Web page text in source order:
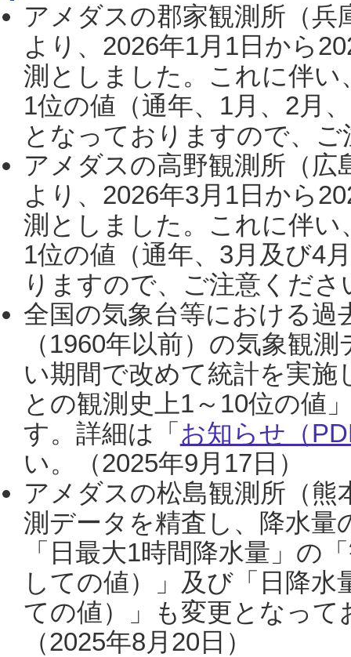
アメダスの郡家観測所（
より、2026年1月1日から
測としました。これに伴い
1位の値（通年、1月、2月
となっておりますので、
アメダスの高野観測所（
より、2026年3月1日から
測としました。これに伴い
1位の値（通年、3月及び4
りますので、ご注意くだ
全国の気象台等における過
（1960年以前）の気象観
い期間で改めて統計を実
との観測史上1～10位の値
す。詳細は「 お知らせ（
い。（2025年9月17日）
アメダスの松島観測所（熊
測データを精査し、降水
「日最大1時間降水量」の
しての値）」及び「日降
ての値）」も変更となっ
（2025年8月20日）